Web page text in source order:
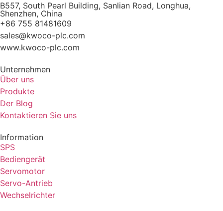
B557, South Pearl Building, Sanlian Road, Longhua,
Shenzhen, China
+86 755 81481609
sales@kwoco-plc.com
www.kwoco-plc.com
Unternehmen
Über uns
Produkte
Der Blog
Kontaktieren Sie uns
Information
SPS
Bediengerät
Servomotor
Servo-Antrieb
Wechselrichter